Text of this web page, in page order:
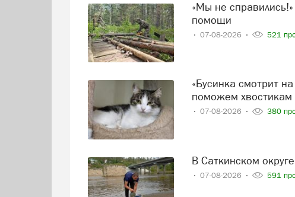
«Мы не справились!» — говорят волонтеры и просят о
помощи
07-08-2026 521
«Бусинка смотрит на дверь, а Миша прячется от дождя»:
поможем хвостикам
07-08-2026 380
В Саткинском
07-08-2026 591